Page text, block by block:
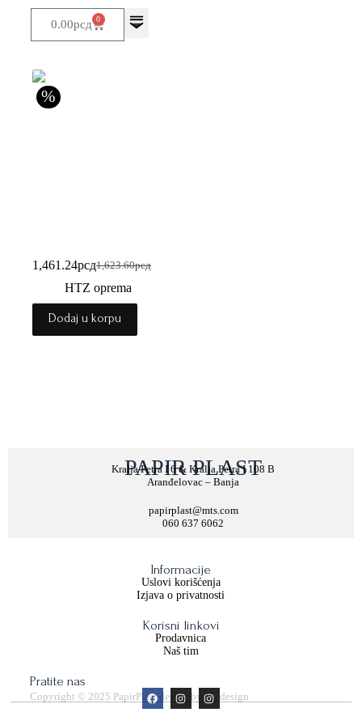
0.00рсд 0
%
1,623.60рсд
1,461.24рсд
HTZ oprema
Dodaj u korpu
PAPIR PLAST
Kralja Petra I 6 & Kralja Petra I 108 B
Aranđelovac – Banja
papirplast@mts.com
060 637 6062
Informacije
Uslovi korišćenja
Izjava o privatnosti
Korisni linkovi
Prodavnica
Naš tim
Pratite nas
Copyright © 2025 PapirPlast design by M_design